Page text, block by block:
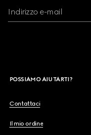
Indirizzo e-mail
POSSIAMO AIUTARTI?
Contattaci
Il mio ordine